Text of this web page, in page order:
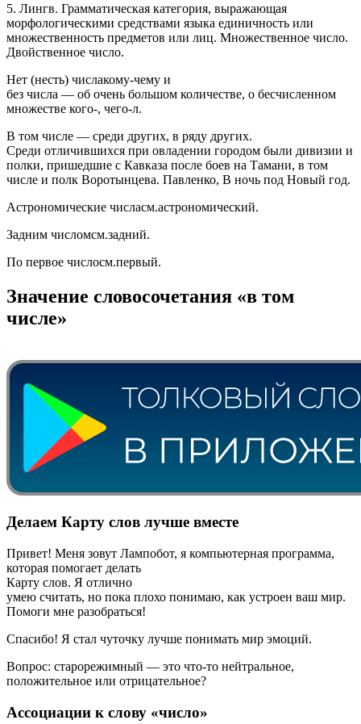
5. Лингв. Грамматическая категория, выражающая
морфологическими средствами языка единичность или
множественность предметов или лиц. Множественное число.
Двойственное число.
Нет (несть) числакому-чему и
без числа — об очень большом количестве, о бесчисленном
множестве кого-, чего-л.
В том числе — среди других, в ряду других.
Среди отличившихся при овладении городом были дивизии и
полки, пришедшие с Кавказа после боев на Тамани, в том
числе и полк Воротынцева. Павленко, В ночь под Новый год.
Астрономические числасм.астрономический.
Задним числомсм.задний.
По первое числосм.первый.
Значение словосочетания «в том
числе»
Делаем Карту слов лучше вместе
Привет! Меня зовут Лампобот, я компьютерная программа,
которая помогает делать
Карту слов. Я отлично
умею считать, но пока плохо понимаю, как устроен ваш мир.
Помоги мне разобраться!
Спасибо! Я стал чуточку лучше понимать мир эмоций.
Вопрос: старорежимный — это что-то нейтральное,
положительное или отрицательное?
Ассоциации к слову «число»